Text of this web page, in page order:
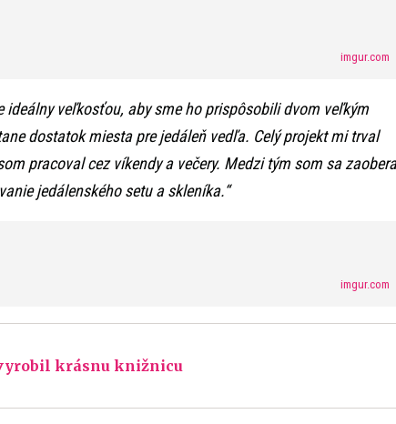
imgur.com
ideálny veľkosťou, aby sme ho prispôsobili dvom veľkým
dostatok miesta pre jedáleň vedľa. Celý projekt mi trval
pracoval cez víkendy a večery. Medzi tým som sa
jedálenského setu a skleníka.“
imgur.com
krásnu knižnicu